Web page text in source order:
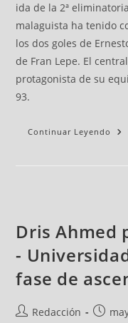
ida de la 2ª
malaguista ha tenido
los dos goles de
de Fran Lepe. El
protagonista de su
93.
Continuar Leyendo
Dris Ahmed
-
fase de
Redacción